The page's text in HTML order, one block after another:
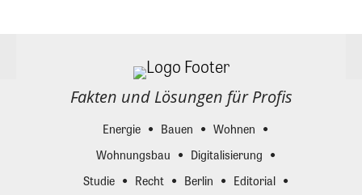
Fakten und Lösungen für Profis
Energie Bauen
Wohnen
Wohnungsbau
Digitalisierung
Studie
Recht Berlin
Editorial